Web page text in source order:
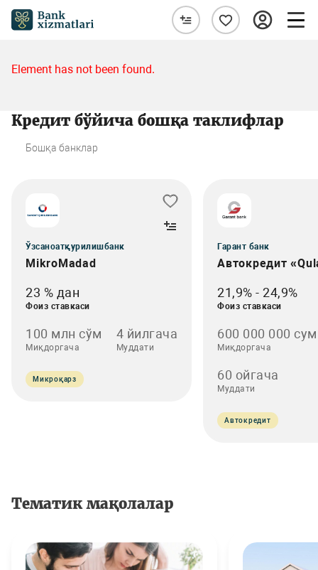
Element has not been found.
Кредит бўйича бошқа таклифлар
Бошқа банклар
Ўзсаноатқурилишбанк
MikroMadad
23 % дан
Фоиз ставкаси
100 млн сўм
Миқдоргача
4 йилгача
Муддати
Микроқарз
Гарант банк
Автокредит
21,9% - 24,9%
Фоиз ставкаси
600 000 000 сум
Миқдоргача
60 ойгача
Муддати
Автокредит
Тематик мақолалар